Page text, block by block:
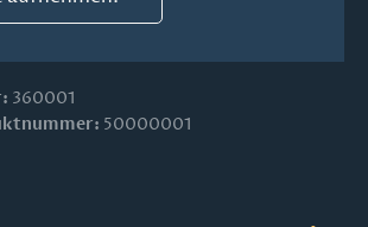
360001
50000001